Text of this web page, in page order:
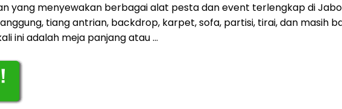
yang menyewakan berbagai alat pesta dan event terlengkap di
tiang antrian, backdrop, karpet, sofa, partisi, tirai, dan masih
ini adalah meja panjang atau …